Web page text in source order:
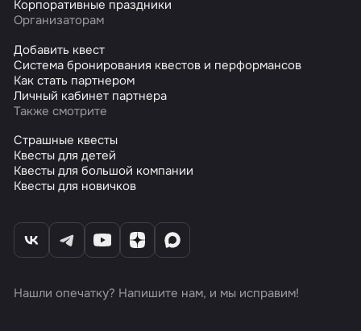
Корпоративные праздники
Организаторам
Добавить квест
Система бронирования квестов и перформансов
Как стать партнером
Личный кабинет партнера
Также смотрите
Страшные квесты
Квесты для детей
Квесты для большой компании
Квесты для новичков
Нашли опечатку? Напишите нам, и мы исправим!